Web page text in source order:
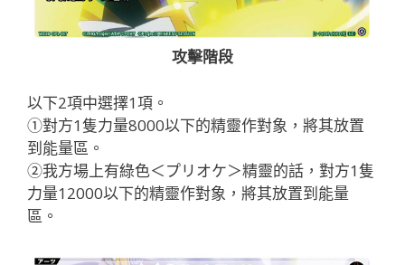
攻擊階段
以下2項中選擇1項。
①對方1隻力量8000以下的精靈作對象，將其放置
到能量區。
②我方場上有綠色＜プリオケ＞精靈的話，對方1隻
力量12000以下的精靈作對象，將其放置到能量
區。